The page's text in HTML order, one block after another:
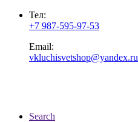
Тел:
+7 987-595-97-53
Email:
vkluchisvetshop@yandex.ru
Search